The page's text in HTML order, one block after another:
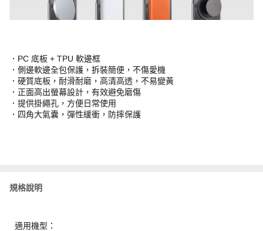
．PC 底板 + TPU 軟邊框
．側邊軟邊全包保護，拆裝簡便，不傷愛機
．硬質底板，耐滑耐磨，高清高透，不易變黃
．正面高出螢幕設計，有效避免磨傷
．提供掛繩孔，方便日常使用
．四角大氣囊，彈性緩衝，防摔保護
規格說明
適用機型：